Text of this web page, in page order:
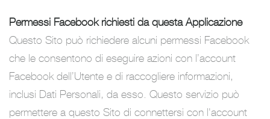
Permessi Facebook richiesti da questa Applicazione
Questo Sito può richiedere alcuni permessi Facebook
che le consentono di eseguire azioni con l’account
Facebook dell’Utente e di raccogliere informazioni,
inclusi Dati Personali, da esso. Questo servizio può
permettere a questo Sito di connettersi con l'account